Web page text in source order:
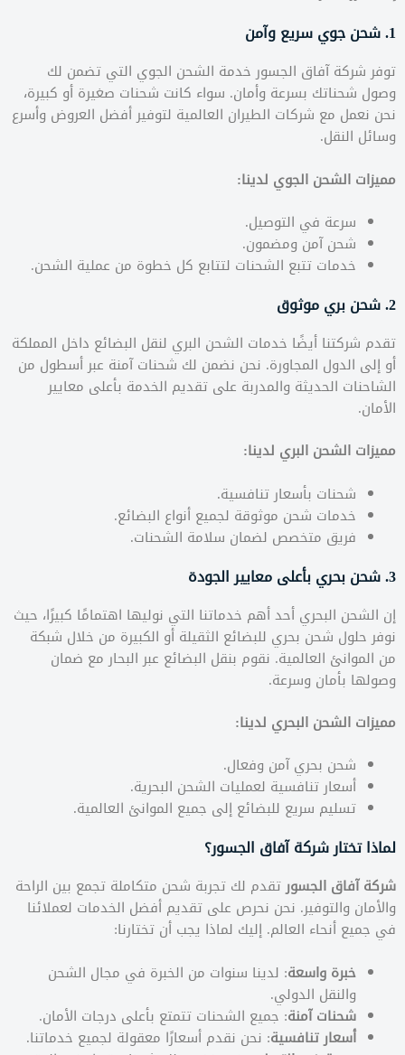
1. شحن جوي سريع وآمن
توفر شركة آفاق الجسور خدمة الشحن الجوي التي تضمن لك
وصول شحناتك بسرعة وأمان. سواء كانت شحنات صغيرة أو كبيرة،
نحن نعمل مع شركات الطيران العالمية لتوفير أفضل العروض وأسرع
وسائل النقل.
مميزات الشحن الجوي لدينا:
سرعة في التوصيل.
شحن آمن ومضمون.
خدمات تتبع الشحنات لتتابع كل خطوة من عملية الشحن.
2. شحن بري موثوق
تقدم شركتنا أيضًا خدمات الشحن البري لنقل البضائع داخل المملكة
أو إلى الدول المجاورة. نحن نضمن لك شحنات آمنة عبر أسطول من
الشاحنات الحديثة والمدربة على تقديم الخدمة بأعلى معايير
الأمان.
مميزات الشحن البري لدينا:
شحنات بأسعار تنافسية.
خدمات شحن موثوقة لجميع أنواع البضائع.
فريق متخصص لضمان سلامة الشحنات.
3. شحن بحري بأعلى معايير الجودة
إن الشحن البحري أحد أهم خدماتنا التي نوليها اهتمامًا كبيرًا، حيث
نوفر حلول شحن بحري للبضائع الثقيلة أو الكبيرة من خلال شبكة
من الموانئ العالمية. نقوم بنقل البضائع عبر البحار مع ضمان
وصولها بأمان وسرعة.
مميزات الشحن البحري لدينا:
شحن بحري آمن وفعال.
أسعار تنافسية لعمليات الشحن البحرية.
تسليم سريع للبضائع إلى جميع الموانئ العالمية.
لماذا تختار شركة آفاق الجسور؟
شركة آفاق الجسورتقدم لك تجربة شحن متكاملة تجمع بين الراحة
والأمان والتوفير. نحن نحرص على تقديم أفضل الخدمات لعملائنا
في جميع أنحاء العالم. إليك لماذا يجب أن تختارنا:
خبرة واسعة: لدينا سنوات من الخبرة في مجال الشحن
والنقل الدولي.
شحنات آمنة: جميع الشحنات تتمتع بأعلى درجات الأمان.
أسعار تنافسية: نحن نقدم أسعارًا معقولة لجميع خدماتنا.